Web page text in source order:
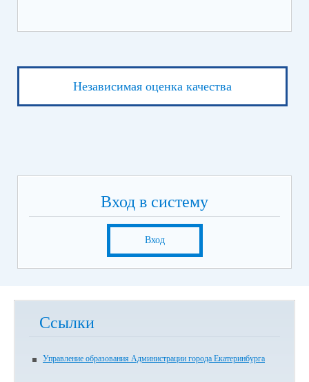
Независимая оценка качества
Вход в систему
Вход
Ссылки
Управление образования Администрации города Екатеринбурга